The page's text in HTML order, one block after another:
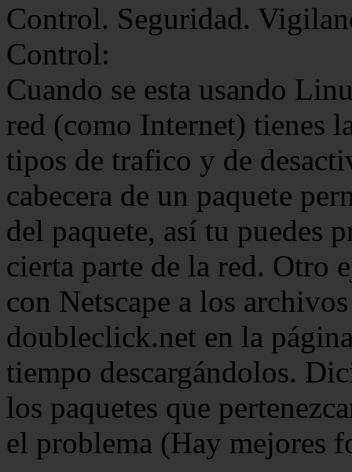
Control. Seguridad.
Control:
Cuando se esta usando
red (como Internet) tienes
tipos de trafico y de
cabecera de un paquete
del paquete, así tu puedes
cierta parte de la red. Otro
con Netscape a los
doubleclick.net en la
tiempo descargándolos.
los paquetes que
el problema (Hay mejores